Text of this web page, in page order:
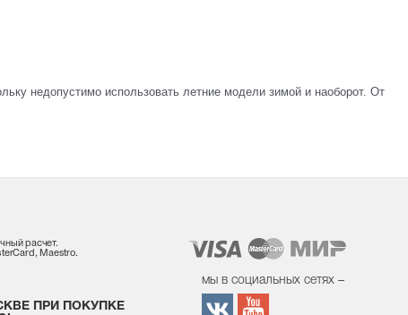
недопустимо использовать летние модели зимой и наоборот. От
расчет.
Maestro.
ПРИ ПОКУПКЕ
мы в социальных сетях –